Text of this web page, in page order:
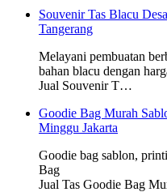
Souvenir Tas Blacu
Tangerang
Melayani pembuatan
bahan blacu dengan
Jual Souvenir T…
Goodie Bag Murah
Minggu Jakarta
Goodie bag sablon,
Bag
Jual Tas Goodie Bag